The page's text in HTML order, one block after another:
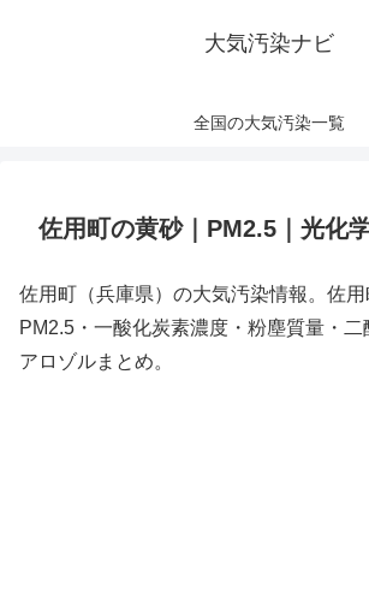
大気汚染ナビ
全国の大気汚染一覧
佐用町の黄砂｜PM2.5｜光化
佐用町（兵庫県）の大気汚染情報。佐用
PM2.5・一酸化炭素濃度・粉塵質量・
アロゾルまとめ。